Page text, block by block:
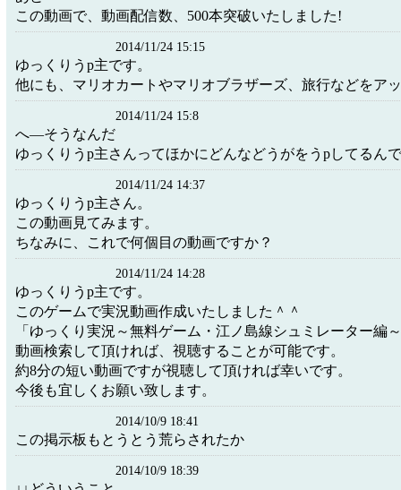
この動画で、動画配信数、500本突破いたしました!
2014/11/24 15:15
ゆっくりうp主です。
他にも、マリオカートやマリオブラザーズ、旅行などをア
2014/11/24 15:8
へ―そうなんだ
ゆっくりうp主さんってほかにどんなどうがをうpしてるん
2014/11/24 14:37
ゆっくりうp主さん。
この動画見てみます。
ちなみに、これで何個目の動画ですか？
2014/11/24 14:28
ゆっくりうp主です。
このゲームで実況動画作成いたしました＾＾
「ゆっくり実況～無料ゲーム・江ノ島線シュミレーター編
動画検索して頂ければ、視聴することが可能です。
約8分の短い動画ですが視聴して頂ければ幸いです。
今後も宜しくお願い致します。
2014/10/9 18:41
この掲示板もとうとう荒らされたか
2014/10/9 18:39